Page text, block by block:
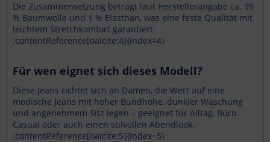
Die Zusammensetzung beträgt laut Herstellerangabe ca. 99
% Baumwolle und 1 % Elasthan, was eine feste Qualität mit
leichtem Stretchkomfort garantiert.
:contentReference[oaicite:4]{index=4}
Für wen eignet sich dieses Modell?
Diese Jeans richtet sich an Damen, die Wert auf eine
modische Jeans mit hoher Bundhöhe, dunkler Waschung
und angenehmem Sitz legen – geeignet für Alltag, Büro-
Casual oder auch einen stilvollen Abendlook.
:contentReference[oaicite:5]{index=5}